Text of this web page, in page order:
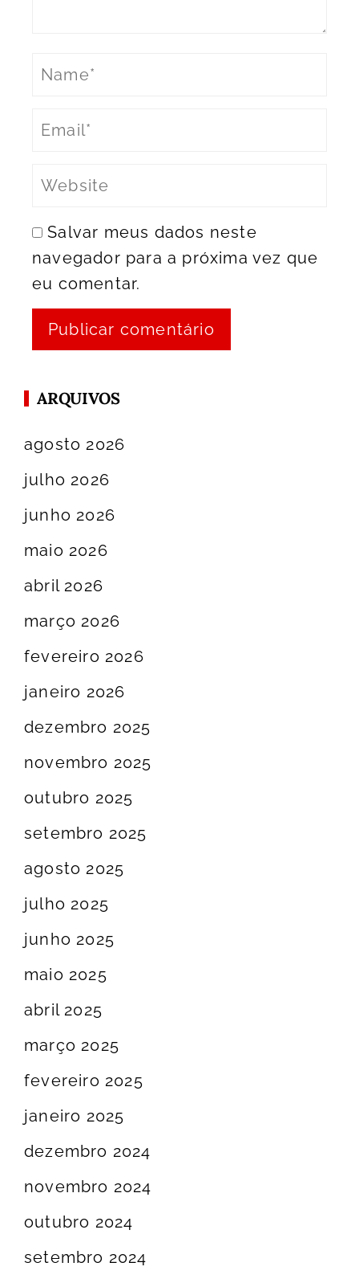
Salvar meus dados neste
navegador para a próxima vez que
eu comentar.
ARQUIVOS
agosto 2026
julho 2026
junho 2026
maio 2026
abril 2026
março 2026
fevereiro 2026
janeiro 2026
dezembro 2025
novembro 2025
outubro 2025
setembro 2025
agosto 2025
julho 2025
junho 2025
maio 2025
abril 2025
março 2025
fevereiro 2025
janeiro 2025
dezembro 2024
novembro 2024
outubro 2024
setembro 2024